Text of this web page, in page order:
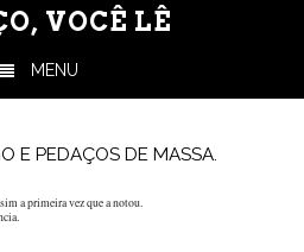
VOCÊ LÊ
MENU
E PEDAÇOS DE MASSA.
a primeira vez que a notou.